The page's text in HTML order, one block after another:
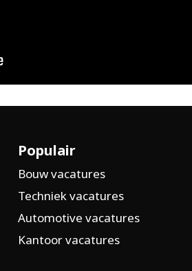
Populair
Bouw vacatures
Techniek vacatures
Automotive vacatures
Kantoor vacatures